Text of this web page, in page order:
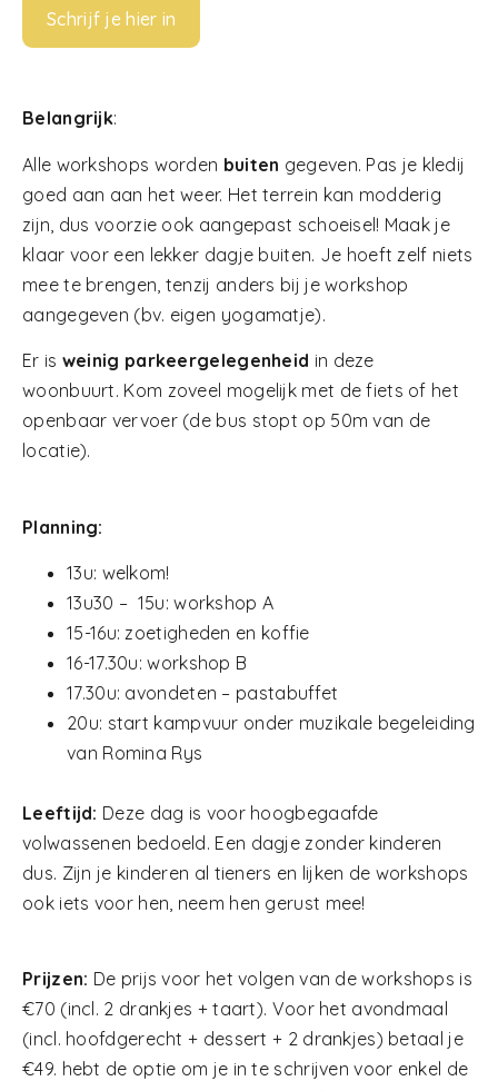
Schrijf je hier in
Belangrijk:
Alle workshops worden buiten gegeven. Pas je kledij
goed aan aan het weer. Het terrein kan modderig
zijn, dus voorzie ook aangepast schoeisel! Maak je
klaar voor een lekker dagje buiten. Je hoeft zelf niets
mee te brengen, tenzij anders bij je workshop
aangegeven (bv. eigen yogamatje).
Er is weinig parkeergelegenheid in deze
woonbuurt. Kom zoveel mogelijk met de fiets of het
openbaar vervoer (de bus stopt op 50m van de
locatie).
Planning:
13u: welkom!
13u30 – 15u: workshop A
15-16u: zoetigheden en koffie
16-17.30u: workshop B
17.30u: avondeten – pastabuffet
20u: start kampvuur onder muzikale begeleiding
van Romina Rys
Leeftijd: Deze dag is voor hoogbegaafde
volwassenen bedoeld. Een dagje zonder kinderen
dus. Zijn je kinderen al tieners en lijken de workshops
ook iets voor hen, neem hen gerust mee!
Prijzen: De prijs voor het volgen van de workshops is
€70 (incl. 2 drankjes + taart). Voor het avondmaal
(incl. hoofdgerecht + dessert + 2 drankjes) betaal je
€49. hebt de optie om je in te schrijven voor enkel de